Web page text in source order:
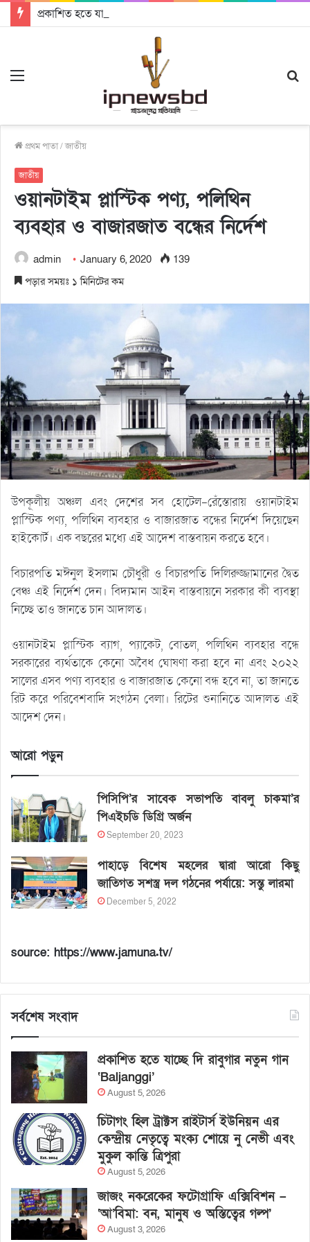
প্রকাশিত হতে যাচ্ছে দি রাবুগার নতুন গান ‘Baljanggi’
প্রথম পাতা/জাতীয়
জাতীয়
ওয়ানটাইম প্লাস্টিক পণ্য, পলিথিন
ব্যবহার ও বাজারজাত বন্ধের নির্দেশ
admin January 6, 2020
139
পড়ার সময়ঃ ১ মিনিটের কম
উপকূলীয় অঞ্চল এবং দেশের সব হোটেল-রেঁস্তোরায় ওয়ানটাইম
প্লাস্টিক পণ্য, পলিথিন ব্যবহার ও বাজারজাত বন্ধের নির্দেশ দিয়েছেন
হাইকোর্ট। এক বছরের মধ্যে এই আদেশ বাস্তবায়ন করতে হবে।
বিচারপতি মঈনুল ইসলাম চৌধুরী ও বিচারপতি দিলিরুজ্জামানের দ্বৈত
বেঞ্চ এই নির্দেশ দেন। বিদ্যমান আইন বাস্তবায়নে সরকার কী ব্যবস্থা
নিচ্ছে তাও জানতে চান আদালত।
ওয়ানটাইম প্লাস্টিক ব্যাগ, প্যাকেট, বোতল, পলিথিন ব্যবহার বন্ধে
সরকারের ব্যর্থতাকে কেনো অবৈধ ঘোষণা করা হবে না এবং ২০২২
সালের এসব পণ্য ব্যবহার ও বাজারজাত কেনো বন্ধ হবে না, তা জানতে
রিট করে পরিবেশবাদি সংগঠন বেলা। রিটের শুনানিতে আদালত এই
আদেশ দেন।
আরো পড়ুন
পিসিপি’র সাবেক সভাপতি বাবলু চাকমা’র
পিএইচডি ডিগ্রি অর্জন
September 20, 2023
পাহাড়ে বিশেষ মহলের দ্বারা আরো কিছু
জাতিগত সশস্ত্র দল গঠনের পর্যায়ে: সন্তু লারমা
December 5, 2022
source: https://www.jamuna.tv/
সর্বশেষ সংবাদ
প্রকাশিত হতে যাচ্ছে দি রাবুগার নতুন গান
‘Baljanggi’
August 5, 2026
চিটাগং হিল ট্রাক্টস রাইটার্স ইউনিয়ন এর
কেন্দ্রীয় নেতৃত্বে মংক্য শোয়ে নু নেভী এবং
মুকুল কান্তি ত্রিপুরা
August 5, 2026
জাজং নকরেকের ফটোগ্রাফি এক্সিবিশন –
‘আ’বিমা: বন, মানুষ ও অস্তিত্বের গল্প’
August 3, 2026